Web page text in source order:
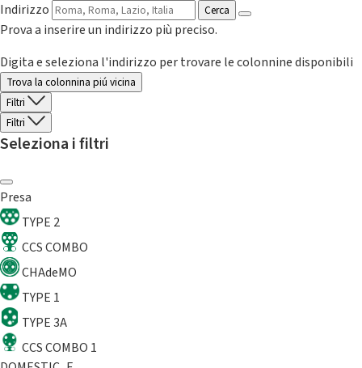
Indirizzo
Cerca
Prova a inserire un indirizzo più preciso.
Digita e seleziona l'indirizzo per trovare le colonnine disponibili
Trova la colonnina piú vicina
Filtri
Filtri
Seleziona i filtri
Presa
TYPE 2
CCS COMBO
CHAdeMO
TYPE 1
TYPE 3A
CCS COMBO 1